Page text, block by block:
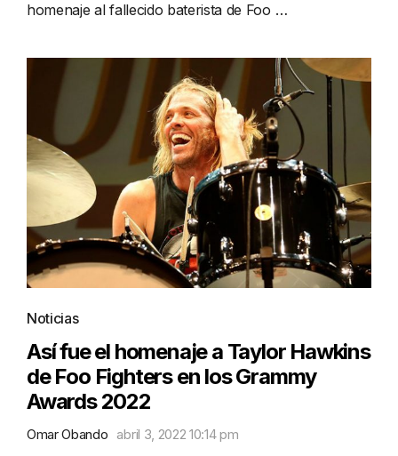
homenaje al fallecido baterista de Foo …
Noticias
Así fue el homenaje a Taylor Hawkins
de Foo Fighters en los Grammy
Awards 2022
Omar Obando abril 3, 2022 10:14 pm